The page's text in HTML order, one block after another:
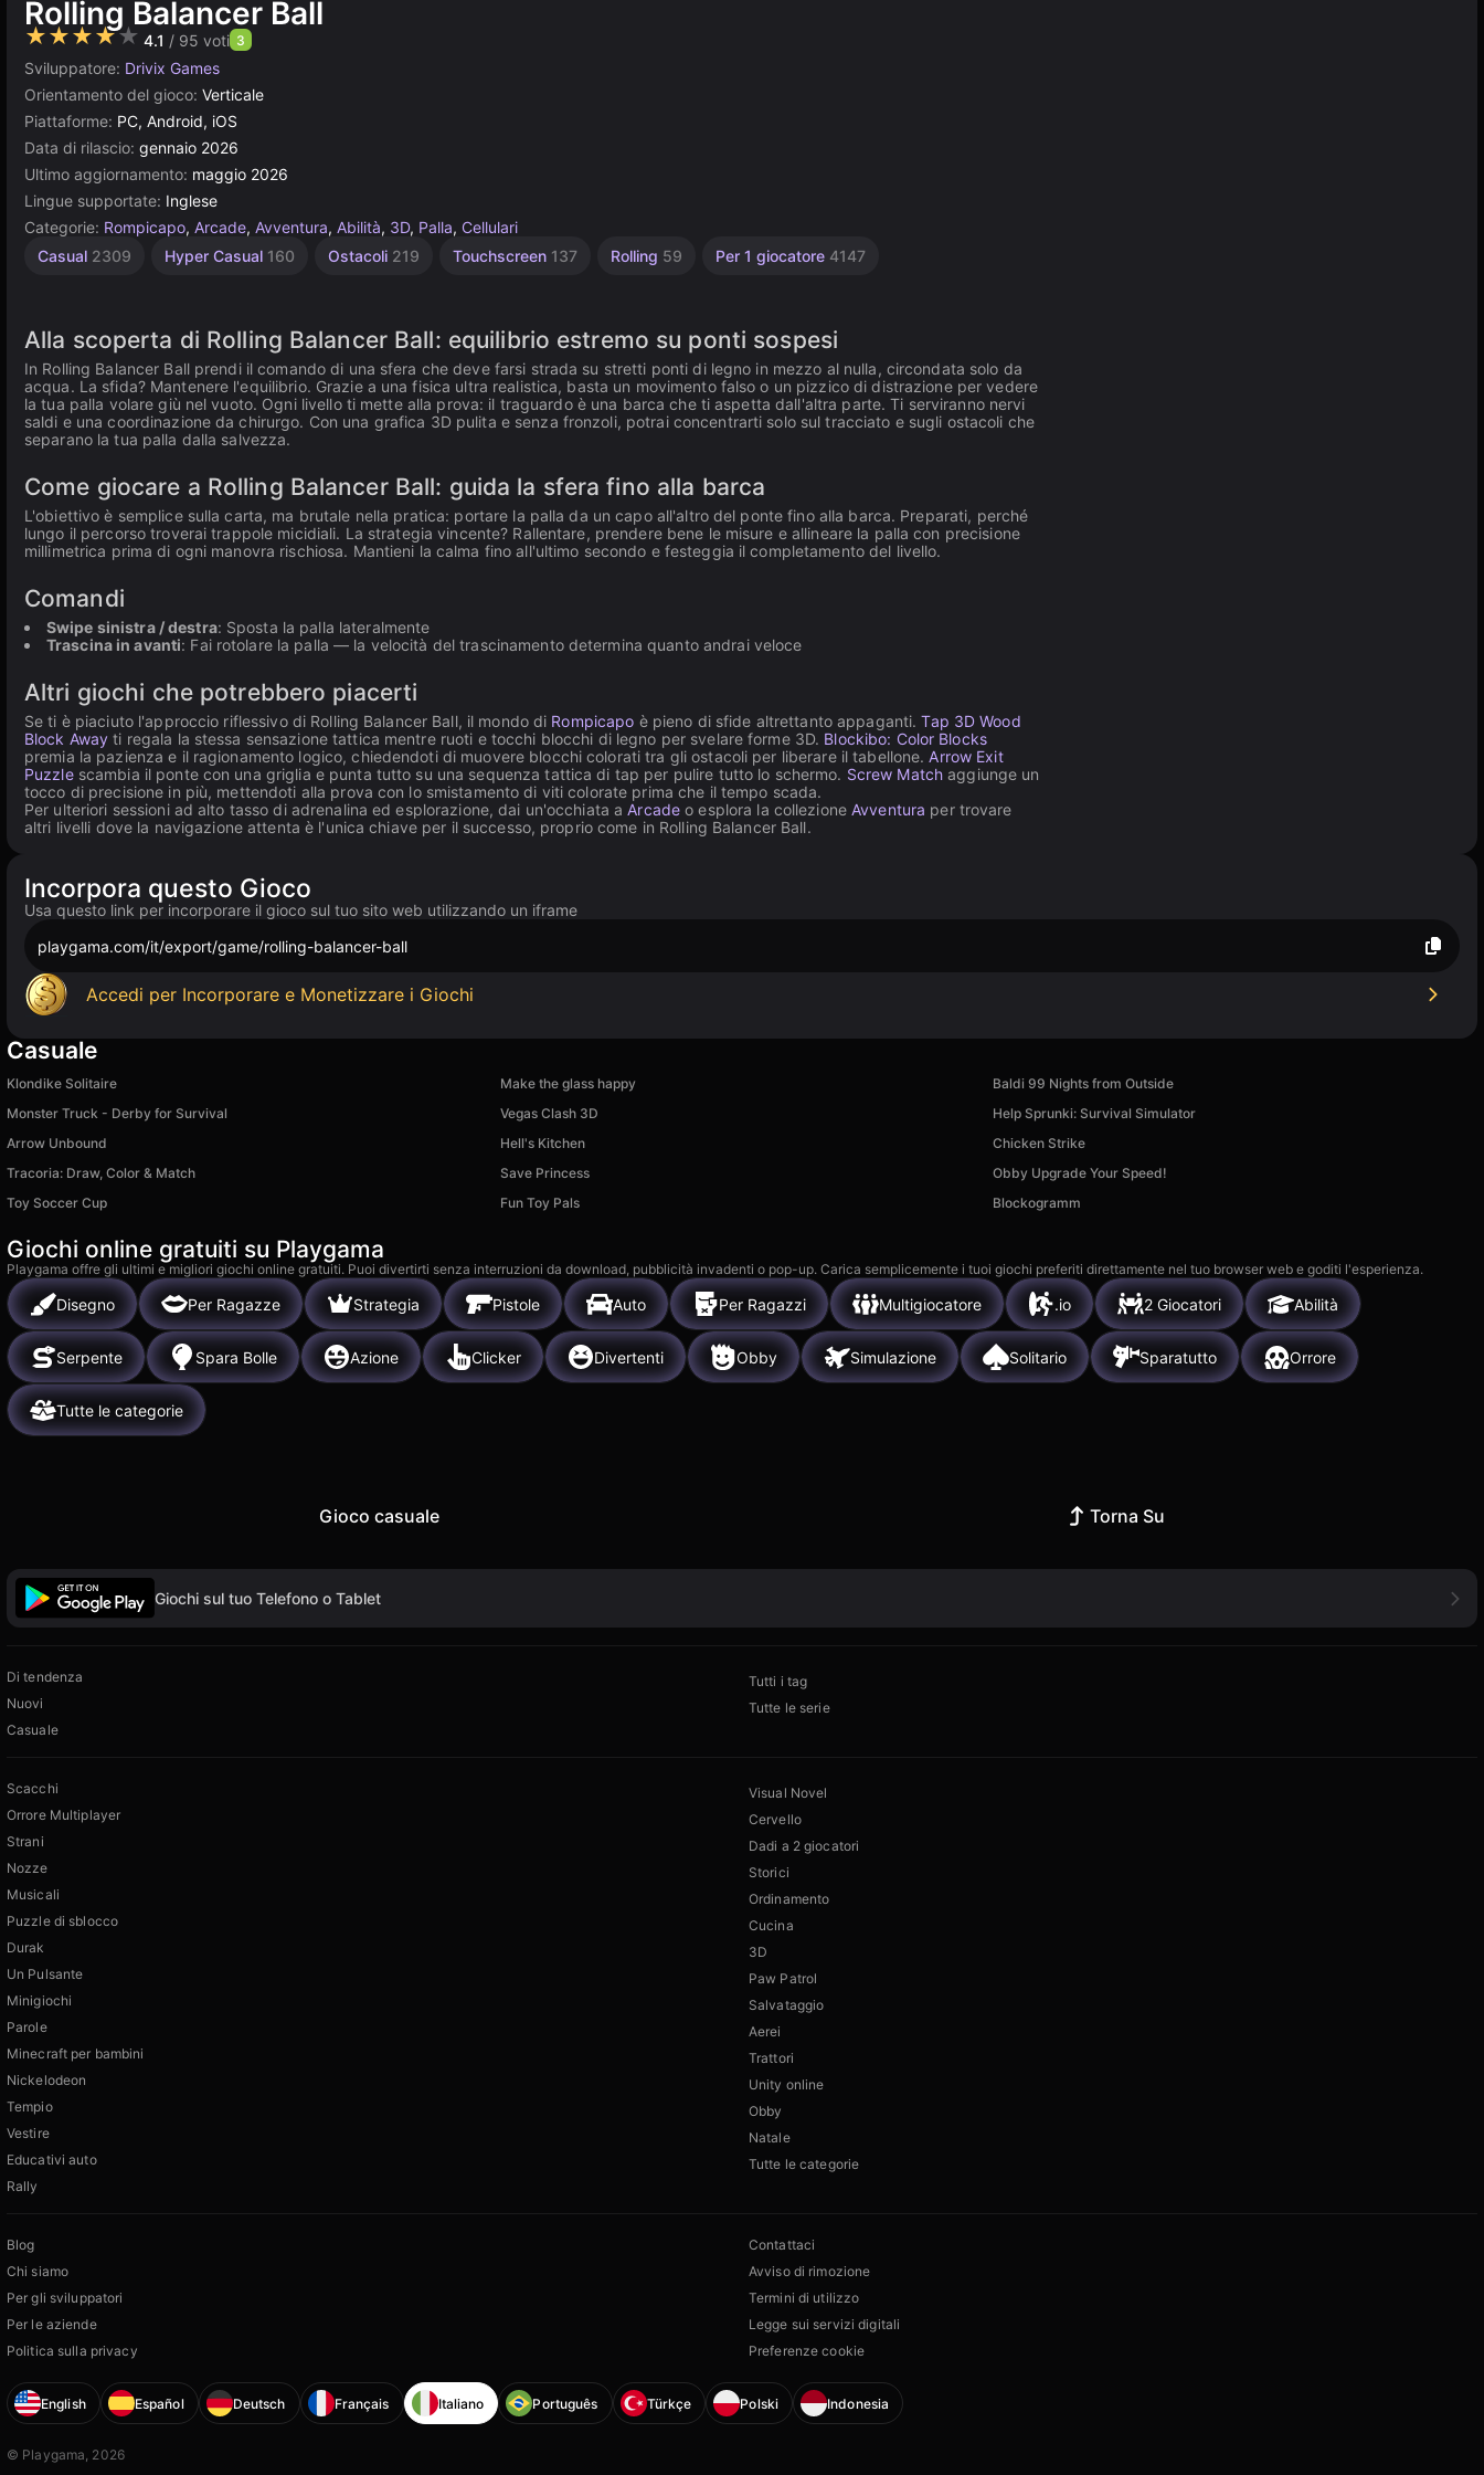
Rolling Balancer Ball
★★★★★ 4.1 / 95 voti 3
Sviluppatore: Drivix Games
Orientamento del gioco: Verticale
Piattaforme: PC, Android, iOS
Data di rilascio: gennaio 2026
Ultimo aggiornamento: maggio 2026
Lingue supportate: Inglese
Categorie: Rompicapo, Arcade, Avventura, Abilità, 3D, Palla, Cellulari
Casual 2309 Hyper Casual 160 Ostacoli 219 Touchscreen 137 Rolling 59 Per 1 giocatore 4147
Swipe
Alla scoperta di Rolling Balancer Ball: equilibrio estremo su ponti sospesi
In Rolling Balancer Ball prendi il comando di una sfera che deve farsi strada su stretti ponti di legno in mezzo al nulla, circondata solo da
acqua. La sfida? Mantenere l'equilibrio. Grazie a una fisica ultra realistica, basta un movimento falso o un pizzico di distrazione per vedere
la tua palla volare giù nel vuoto. Ogni livello ti mette alla prova: il traguardo è una barca che ti aspetta dall'altra parte. Ti serviranno nervi
saldi e una coordinazione da chirurgo. Con una grafica 3D pulita e senza fronzoli, potrai concentrarti solo sul tracciato e sugli ostacoli che
separano la tua palla dalla salvezza.
Come giocare a Rolling Balancer Ball: guida la sfera fino alla barca
L'obiettivo è semplice sulla carta, ma brutale nella pratica: portare la palla da un capo all'altro del ponte fino alla barca. Preparati, perché
lungo il percorso troverai trappole micidiali. La strategia vincente? Rallentare, prendere bene le misure e allineare la palla con precisione
millimetrica prima di ogni manovra rischiosa. Mantieni la calma fino all'ultimo secondo e festeggia il completamento del livello.
Comandi
Swipe sinistra / destra: Sposta la palla lateralmente
Trascina in avanti: Fai rotolare la palla — la velocità del trascinamento determina quanto andrai veloce
Altri giochi che potrebbero piacerti
Se ti è piaciuto l'approccio riflessivo di Rolling Balancer Ball, il mondo di Rompicapo è pieno di sfide altrettanto appaganti.Tap 3D Wood
Block Away ti regala la stessa sensazione tattica mentre ruoti e tocchi blocchi di legno per svelare forme 3D. Blockibo: Color Blocks
premia la pazienza e il ragionamento logico, chiedendoti di muovere blocchi colorati tra gli ostacoli per liberare il tabellone.Arrow Exit
Puzzlescambia il ponte con una griglia e punta tutto su una sequenza tattica di tap per pulire tutto lo schermo. Screw Match aggiunge un
tocco di precisione in più, mettendoti alla prova con lo smistamento di viti colorate prima che il tempo scada.
Per ulteriori sessioni ad alto tasso di adrenalina ed esplorazione, dai un'occhiata aArcade o esplora la collezioneAvventura per trovare
altri livelli dove la navigazione attenta è l'unica chiave per il successo, proprio come in Rolling Balancer Ball.
Incorpora questo Gioco
Usa questo link per incorporare il gioco sul tuo sito web utilizzando un iframe
playgama.com/it/export/game/rolling-balancer-ball
Accedi per Incorporare e Monetizzare i Giochi
Casuale
Klondike Solitaire Make the glass happy
Baldi 99 Nights from Outside
Monster Truck - Derby for Survival
Vegas Clash 3D
Help Sprunki: Survival Simulator
Arrow Unbound
Hell's Kitchen
Chicken Strike
Tracoria: Draw, Color & Match
Save Princess
Obby Upgrade Your Speed!
Toy Soccer Cup
Fun Toy Pals Blockogramm
Giochi online gratuiti su Playgama
Playgama offre gli ultimi e migliori giochi online gratuiti. Puoi divertirti senza interruzioni da download, pubblicità invadenti o pop-up. Carica semplicemente i tuoi giochi preferiti direttamente nel tuo browser web e goditi l'esperienza.
Disegno Per Ragazze Strategia Pistole Auto Per Ragazzi Multigiocatore .io 2 Giocatori Abilità
Serpente Spara Bolle Azione Clicker Divertenti Obby Simulazione Solitario Sparatutto Orrore
Tutte le categorie
Gioco casuale Torna Su
Giochi sul tuo Telefono o Tablet
Di tendenza
Nuovi
Casuale
Tutti i tag
Tutte le serie
Scacchi
Orrore Multiplayer
Strani
Nozze
Musicali
Puzzle di sblocco
Durak
Un Pulsante
Minigiochi
Parole
Minecraft per bambini
Nickelodeon
Tempio
Vestire
Educativi auto
Rally
Visual Novel
Cervello
Dadi a 2 giocatori
Storici
Ordinamento
Cucina
3D
Paw Patrol
Salvataggio
Aerei
Trattori
Unity online
Obby
Natale
Tutte le categorie
Blog
Chi siamo
Per gli sviluppatori
Per le aziende
Politica sulla privacy
Contattaci
Avviso di rimozione
Termini di utilizzo
Legge sui servizi digitali
Preferenze cookie
English Español Deutsch Français Italiano Português Türkçe Polski Indonesia
© Playgama, 2026